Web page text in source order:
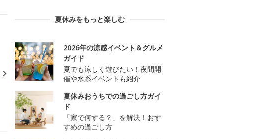
夏休みをもっと楽しむ
2026年の涼感イベント＆グルメ
ガイド
夏でも涼しく遊びたい！夜間開
催や水系イベントも紹介
夏休みおうちでの過ごし方ガイ
ド
「家で何する？」を解決！おす
すめの過ごし方